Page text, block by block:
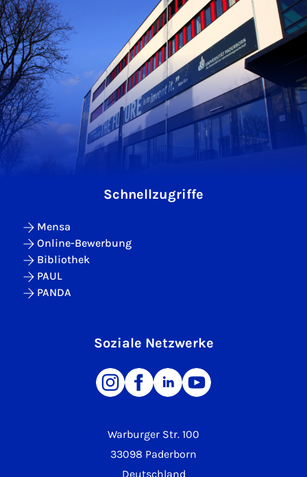
Warburger Str. 100
33098 Paderborn
Deutschland
Schnellzugriffe
Mensa
Online-Bewerbung
Bibliothek
PAUL
PANDA
Soziale Netzwerke